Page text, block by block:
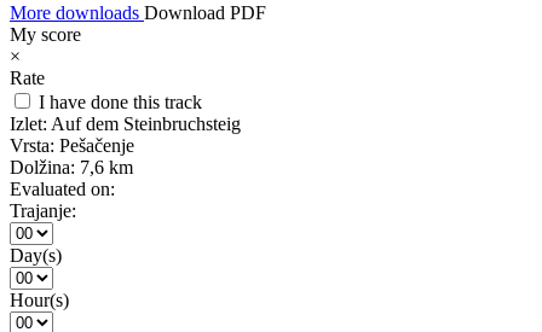
More downloads Download PDF
My score
×
Rate
I have done this track
Izlet: Auf dem Steinbruchsteig
Vrsta: Pešačenje
Dolžina: 7,6 km
Evaluated on:
Trajanje:
Day(s)
Hour(s)